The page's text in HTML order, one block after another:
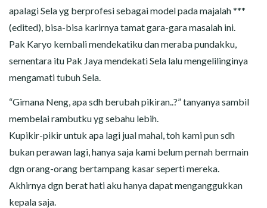
apalagi Sela yg berprofesi sebagai model pada majalah ***
(edited), bisa-bisa karirnya tamat gara-gara masalah ini.
Pak Karyo kembali mendekatiku dan meraba pundakku,
sementara itu Pak Jaya mendekati Sela lalu mengelilinginya
mengamati tubuh Sela.
“Gimana Neng, apa sdh berubah pikiran..?” tanyanya sambil
membelai rambutku yg sebahu lebih.
Kupikir-pikir untuk apa lagi jual mahal, toh kami pun sdh
bukan perawan lagi, hanya saja kami belum pernah bermain
dgn orang-orang bertampang kasar seperti mereka.
Akhirnya dgn berat hati aku hanya dapat menganggukkan
kepala saja.